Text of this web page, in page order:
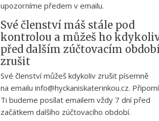
upozorníme předem v emailu.
Své členství máš stále pod
kontrolou a můžeš ho
před dalším zúčtovacím
zrušit
Své členství můžeš kdykoliv zrušit písemně
na emailu info@hyckaniskaterinkou.cz.
Ti budeme posílat emailem vždy 7 dní před
začátkem dalšího zúčtovacího období.